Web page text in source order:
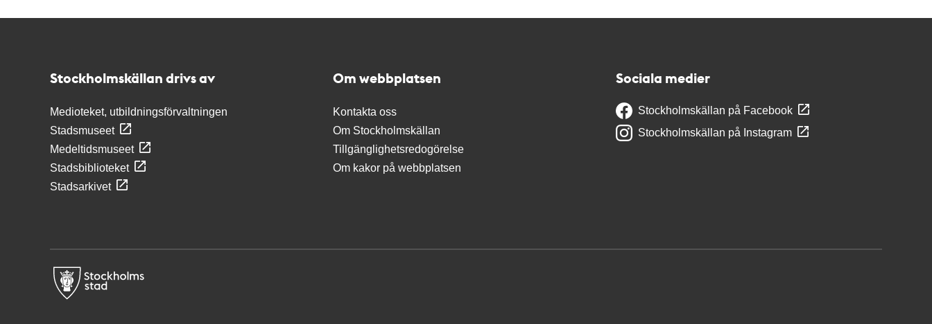
Stockholmskällan drivs av
Medioteket, utbildningsförvaltningen
Stadsmuseet
Medeltidsmuseet
Stadsbiblioteket
Stadsarkivet
Om webbplatsen
Kontakta oss
Om Stockholmskällan
Tillgänglighetsredogörelse
Om kakor på webbplatsen
Sociala medier
Stockholmskällan på Facebook
Stockholmskällan på Instagram